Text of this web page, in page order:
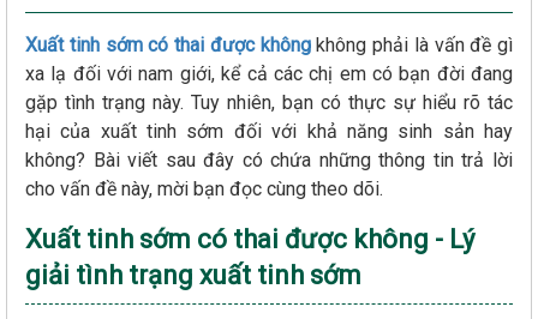
Xuất tinh sớm có thai được khôngkhông phải là vấn đề gì
xa lạ đối với nam giới, kể cả các chị em có bạn đời đang
gặp tình trạng này. Tuy nhiên, bạn có thực sự hiểu rõ tác
hại của xuất tinh sớm đối với khả năng sinh sản hay
không? Bài viết sau đây có chứa những thông tin trả lời
cho vấn đề này, mời bạn đọc cùng theo dõi.
Xuất tinh sớm có thai được không - Lý
giải tình trạng xuất tinh sớm